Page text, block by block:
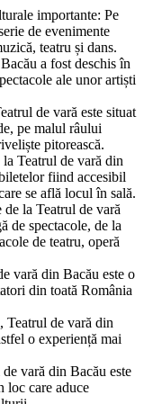
te vor face să vrei să
importante: Pe
de evenimente
teatru și dans.
a fost deschis în
ale unor artiști
de vară este situat
pe malul râului
pitorească.
Teatrul de vară din
fiind accesibil
se află locul în sală.
la Teatrul de vară
de spectacole, de la
de teatru, operă
vară din Bacău este o
din toată România
de vară din
o experiență mai